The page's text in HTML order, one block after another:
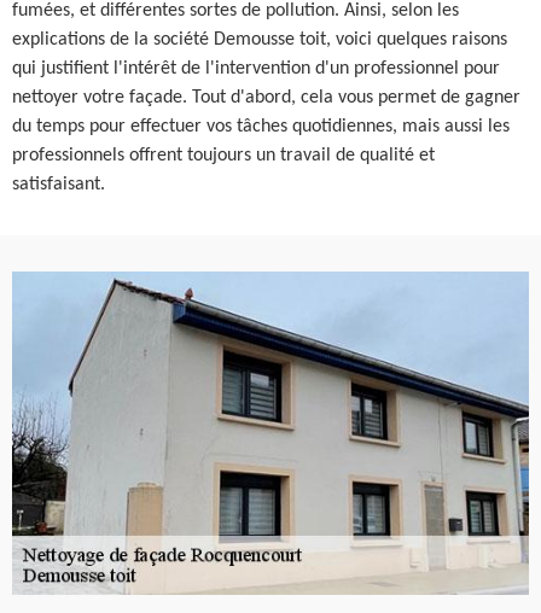
fumées, et différentes sortes de pollution. Ainsi, selon les
explications de la société Demousse toit, voici quelques raisons
qui justifient l'intérêt de l'intervention d'un professionnel pour
nettoyer votre façade. Tout d'abord, cela vous permet de gagner
du temps pour effectuer vos tâches quotidiennes, mais aussi les
professionnels offrent toujours un travail de qualité et
satisfaisant.